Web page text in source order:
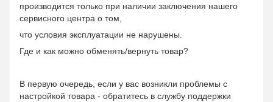
производится только при наличии заключения нашего
сервисного центра о том,
что условия эксплуатации не нарушены.
Где и как можно обменять/вернуть товар?
В первую очередь, если у вас возникли проблемы с
настройкой товара - обратитесь в службу поддержки